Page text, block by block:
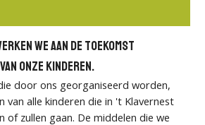
we aan de toekomst
van onze kinderen.
door ons georganiseerd worden,
van alle kinderen die in 't Klavernest
of zullen gaan. De middelen die we